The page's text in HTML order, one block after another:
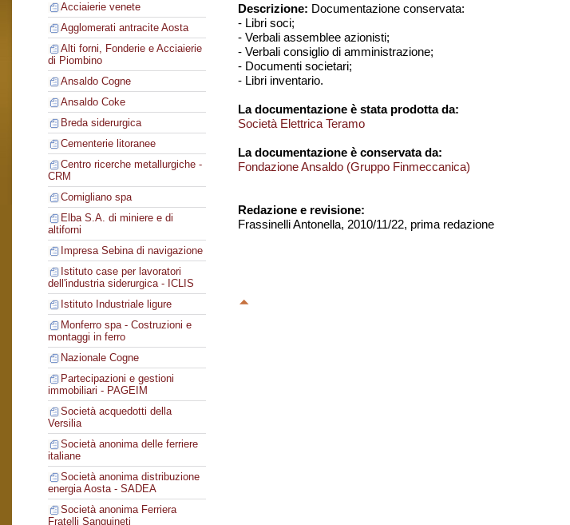
Acciaierie venete
Agglomerati antracite Aosta
Alti forni, Fonderie e Acciaierie
di Piombino
Ansaldo Cogne
Ansaldo Coke
Breda siderurgica
Cementerie litoranee
Centro ricerche metallurgiche -
CRM
Cornigliano spa
Elba S.A. di miniere e di
altiforni
Impresa Sebina di navigazione
Istituto case per lavoratori
dell'industria siderurgica - ICLIS
Istituto Industriale ligure
Monferro spa - Costruzioni e
montaggi in ferro
Nazionale Cogne
Partecipazioni e gestioni
immobiliari - PAGEIM
Società acquedotti della
Versilia
Società anonima delle ferriere
italiane
Società anonima distribuzione
energia Aosta - SADEA
Società anonima Ferriera
Fratelli Sanguineti
Descrizione: Documentazione conservata:
- Libri soci;
- Verbali assemblee azionisti;
- Verbali consiglio di amministrazione;
- Documenti societari;
- Libri inventario.
La documentazione è stata prodotta da:
Società Elettrica Teramo
La documentazione è conservata da:
Fondazione Ansaldo (Gruppo Finmeccanica)
Redazione e revisione:
Frassinelli Antonella, 2010/11/22, prima redazione